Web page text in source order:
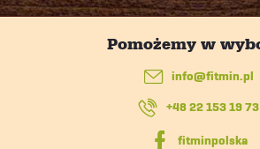
w
k
o
info@fitmin.pl
+48 22 153 19 73